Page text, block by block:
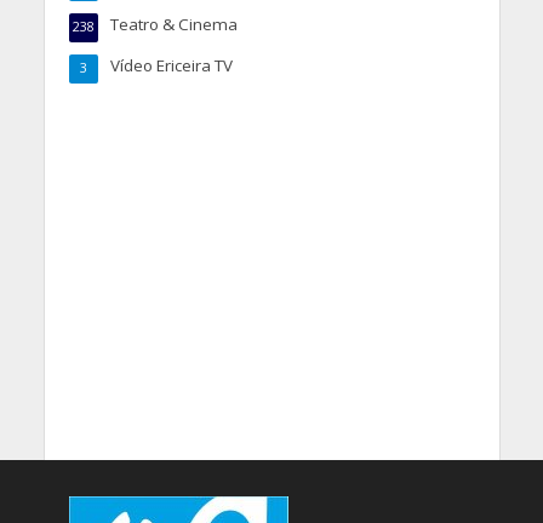
Teatro & Cinema
238
Vídeo Ericeira TV
3